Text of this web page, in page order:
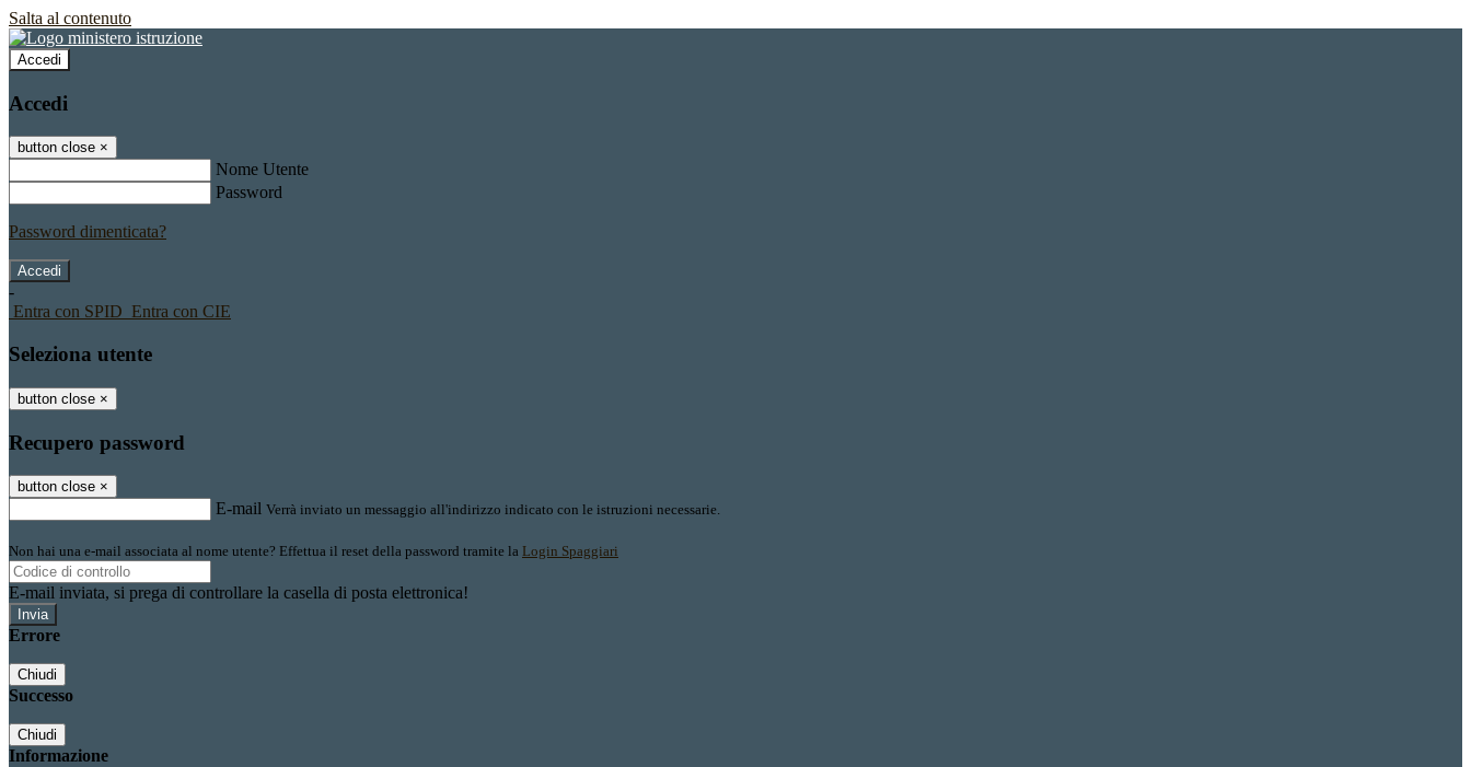
Salta al contenuto
Accedi
Accedi
button close ×
Nome Utente
Password
Password dimenticata?
-
Entra con SPID Entra con CIE
Seleziona utente
button close ×
Recupero password
button close ×
E-mail Verrà inviato un messaggio all'indirizzo indicato con le istruzioni necessarie.
Non hai una e-mail associata al nome utente? Effettua il reset della password tramite la Login Spaggiari
E-mail inviata, si prega di controllare la casella di posta elettronica!
Errore
Chiudi
Successo
Chiudi
Informazione